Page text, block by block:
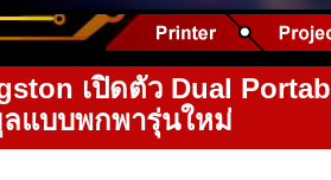
เปิดตัว Dual
แบบพกพารุ่นใหม่